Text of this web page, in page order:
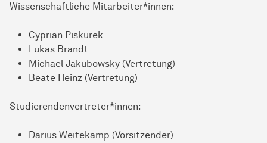
Wissenschaftliche Mitarbeiter*innen:
Cyprian Piskurek
Lukas Brandt
Michael Jakubowsky (Vertretung)
Beate Heinz (Vertretung)
Studierendenvertreter*innen:
Darius Weitekamp (Vorsitzender)